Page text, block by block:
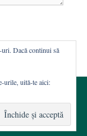
Casa de WEB
Dacă continui să
urile, uită-te aici: